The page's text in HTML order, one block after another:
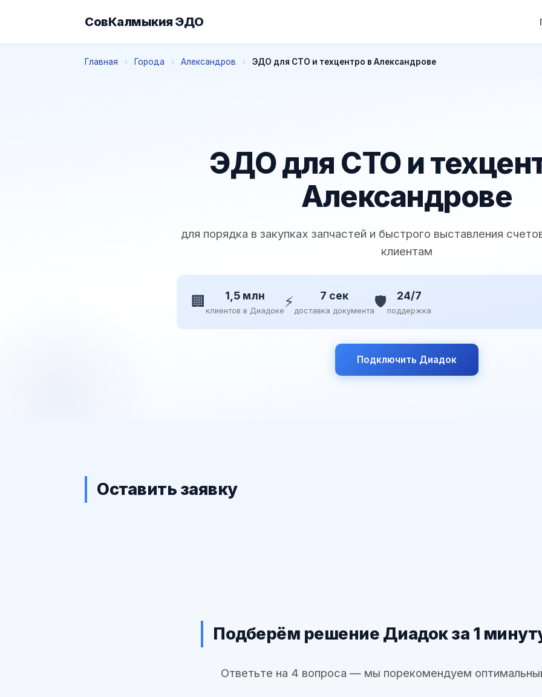
СовКалмыкия ЭДО
Главная Города Александров ЭДО для СТО и техцентро в Александрове
ЭДО для СТО и
Александрове
для порядка в закупках запчастей и быстрого выставления
клиентам
🏢 1,5 млн
клиентов в Диадоке⚡ 7 сек
доставка документа🛡️ 24/7
поддержка
Подключить Диадок
Оставить заявку
Подберём решение Диадок за 1
Ответьте на 4 вопроса — мы порекомендуем